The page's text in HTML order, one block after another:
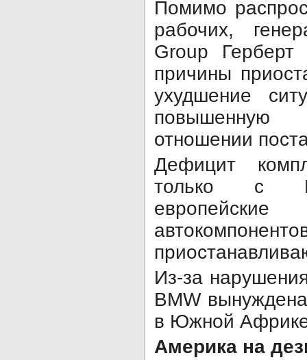
Помимо
рабочих,
Group
причины
ухудшение
повышенную
отношении
Дефицит
только с
Из-за
BMW
в Южной
Америка на